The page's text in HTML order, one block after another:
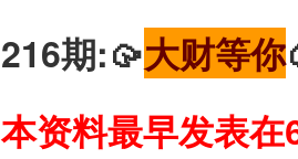
216期:🥠大财等你
本资料最早发表